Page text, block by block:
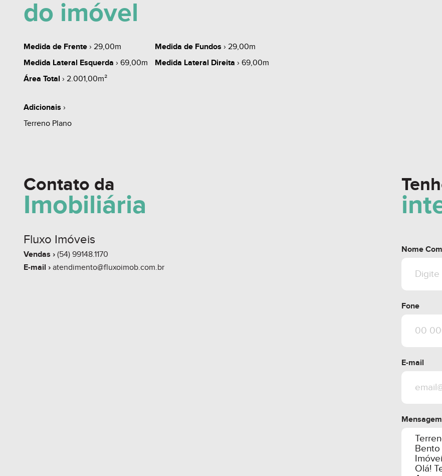
do imóvel
Medida de Frente › 29,00m Medida de Fundos › 29,00m
Medida Lateral Esquerda › 69,00m Medida Lateral Direita › 69,00m
Área Total › 2.001,00m²
Adicionais ›
Terreno Plano
Contato da
Imobiliária
Fluxo Imóveis
Vendas ›(54) 99148.1170
E-mail ›atendimento@fluxoimob.com.br
Nome
Fone
E-mail
Mensagem